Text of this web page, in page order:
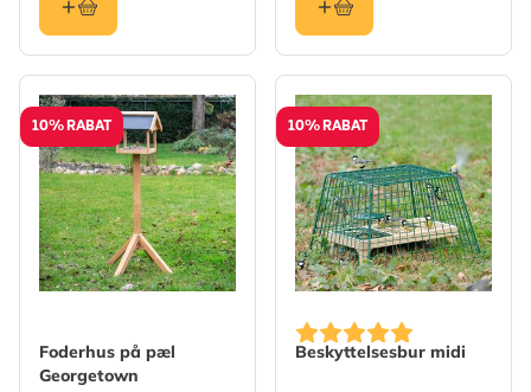
10% RABAT
Foderhus på pæl
Georgetown
10% RABAT
Beskyttelsesbur midi